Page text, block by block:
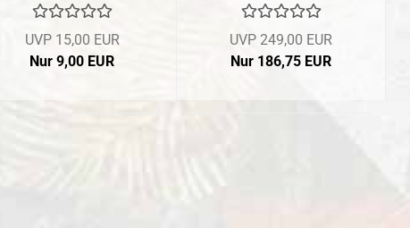
UVP 15,00 EUR
Nur 9,00 EUR
UVP 249,00 EUR
Nur 186,75 EUR